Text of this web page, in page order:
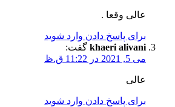
عالی وقعا .
برای پاسخ دادن وارد شوید
khaeri alivani گفت:
می 5, 2021 در 11:22 ق.ظ
عالی
برای پاسخ دادن وارد شوید